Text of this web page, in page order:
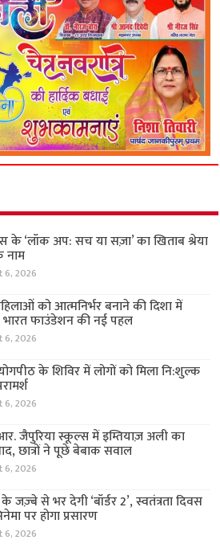
के ‘लॉक अप: सच या सज़ा’ का खिताब श्रेया
नाम
6, 2026
को आत्मनिर्भर बनाने की दिशा में
भारत फाउंडेशन की नई पहल
6, 2026
के शिविर में लोगों को मिला नि:शुल्क
6, 2026
जैपुरिया स्कूल्स में इम्तियाज़ अली का
छात्रों ने पूछे बेबाक सवाल
6, 2026
जज़्बे से भर देगी ‘बॉर्डर 2’, स्वतंत्रता दिवस
पर होगा प्रसारण
6, 2026